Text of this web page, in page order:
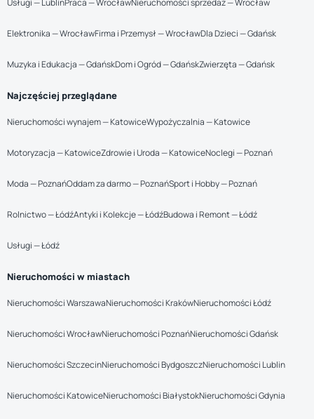
Usługi — LublinPraca — WrocławNieruchomości sprzedaż — Wrocław
Elektronika — WrocławFirma i Przemysł — WrocławDla Dzieci — Gdańsk
Muzyka i Edukacja — GdańskDom i Ogród — GdańskZwierzęta — Gdańsk
Najczęściej przeglądane
Nieruchomości wynajem — KatowiceWypożyczalnia — Katowice
Motoryzacja — KatowiceZdrowie i Uroda — KatowiceNoclegi — Poznań
Moda — PoznańOddam za darmo — PoznańSport i Hobby — Poznań
Rolnictwo — ŁódźAntyki i Kolekcje — ŁódźBudowa i Remont — Łódź
Usługi — Łódź
Nieruchomości w miastach
Nieruchomości WarszawaNieruchomości KrakówNieruchomości Łódź
Nieruchomości WrocławNieruchomości PoznańNieruchomości Gdańsk
Nieruchomości SzczecinNieruchomości BydgoszczNieruchomości Lublin
Nieruchomości KatowiceNieruchomości BiałystokNieruchomości Gdynia